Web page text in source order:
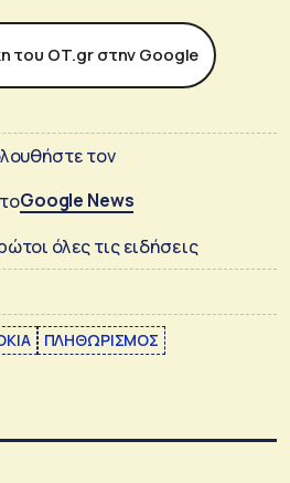
του ΟΤ.gr στην Google
τον
Google News
όλες τις ειδήσεις
ΠΛΗΘΩΡΙΣΜΟΣ